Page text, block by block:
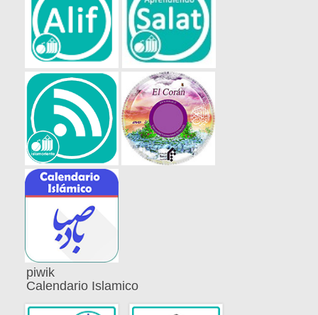
piwik
Calendario Islamico